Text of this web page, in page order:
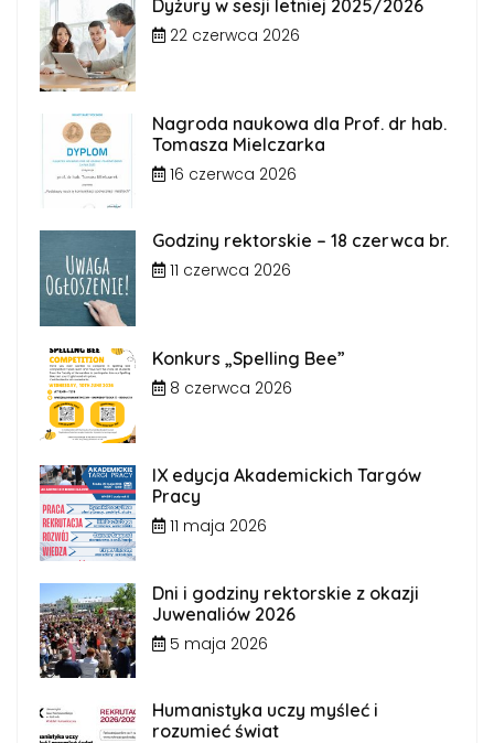
Dyżury w sesji letniej 2025/2026
22 czerwca 2026
Nagroda naukowa dla Prof. dr hab.
Tomasza Mielczarka
16 czerwca 2026
Godziny rektorskie – 18 czerwca br.
11 czerwca 2026
Konkurs „Spelling Bee”
8 czerwca 2026
IX edycja Akademickich Targów
Pracy
11 maja 2026
Dni i godziny rektorskie z okazji
Juwenaliów 2026
5 maja 2026
Humanistyka uczy myśleć i
rozumieć świat